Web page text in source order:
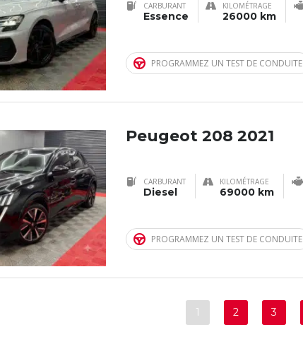
CARBURANT
Essence
KILOMÉTRAGE
26000 km
PROGRAMMEZ UN TEST DE CONDUITE
Peugeot 208 2021
CARBURANT
Diesel
KILOMÉTRAGE
69000 km
PROGRAMMEZ UN TEST DE CONDUITE
1 2 3